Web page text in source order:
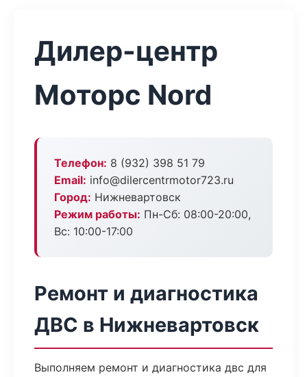
Дилер-центр
Моторс Nord
Телефон: 8 (932) 398 51 79
Email: info@dilercentrmotor723.ru
Город: Нижневартовск
Режим работы: Пн-Сб: 08:00-20:00,
Вс: 10:00-17:00
Ремонт и диагностика
ДВС в Нижневартовск
Выполняем ремонт и диагностика двс для